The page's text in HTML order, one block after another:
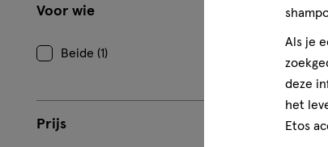
Voor wie
Beide (1)
Prijs
Als je
deze
het
Etos